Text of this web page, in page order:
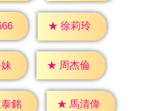
★ 徐莉玲
★ 周杰倫
銘 ★ 馬清偉